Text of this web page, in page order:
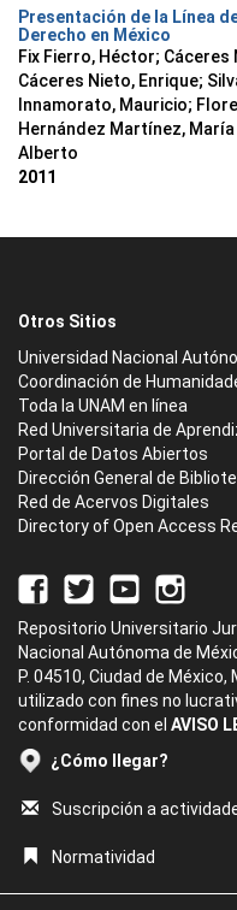
Presentación de la Línea
Derecho en México
Fix Fierro, Héctor; Cáceres
Cáceres Nieto, Enrique;
Innamorato, Mauricio;
Hernández Martínez,
Alberto
2011
Otros Sitios
Universidad Nacional
Coordinación de
Toda la UNAM en línea
Red Universitaria de
Portal de Datos Abiertos
Dirección General de
Red de Acervos Digitales
Directory of Open Access
Repositorio Universitario
Nacional Autónoma de
P. 04510, Ciudad de
utilizado con fines no
conformidad con el AVISO
¿Cómo llegar?
Suscripción a
Normatividad